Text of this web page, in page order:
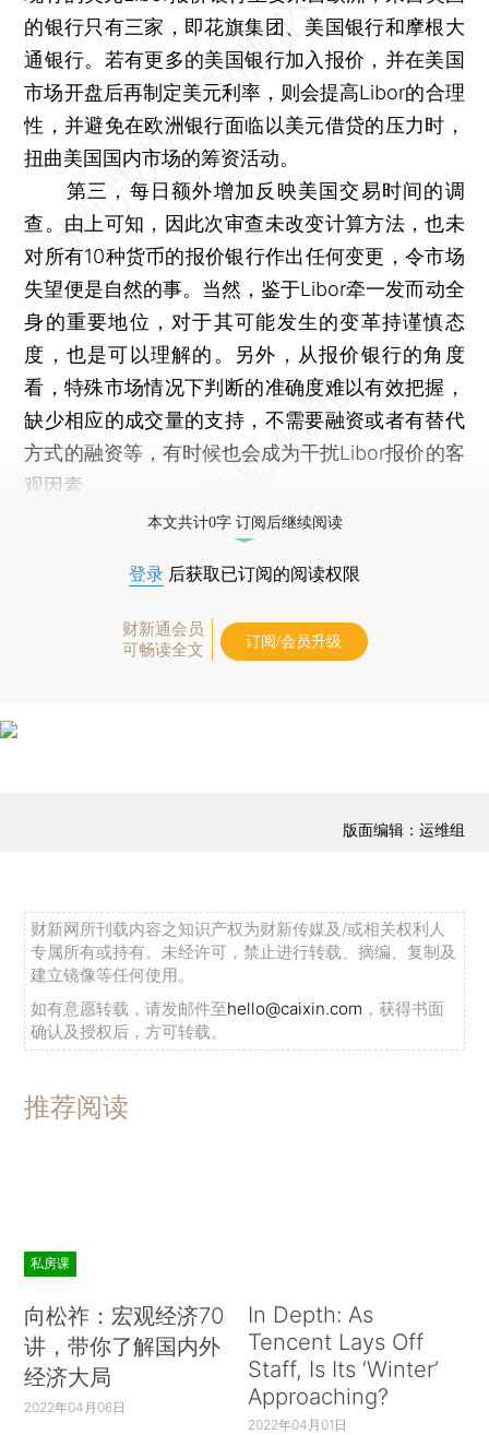
的银行只有三家，即花旗集团、美国银行和摩根大
通银行。若有更多的美国银行加入报价，并在美国
市场开盘后再制定美元利率，则会提高Libor的合理
性，并避免在欧洲银行面临以美元借贷的压力时，
扭曲美国国内市场的筹资活动。
第三，每日额外增加反映美国交易时间的调
查。由上可知，因此次审查未改变计算方法，也未
对所有10种货币的报价银行作出任何变更，令市场
失望便是自然的事。当然，鉴于Libor牵一发而动全
身的重要地位，对于其可能发生的变革持谨慎态
度，也是可以理解的。另外，从报价银行的角度
看，特殊市场情况下判断的准确度难以有效把握，
缺少相应的成交量的支持，不需要融资或者有替代
方式的融资等，有时候也会成为干扰Libor报价的客
观因素。
本文共计0字 订阅后继续阅读
登录 后获取已订阅的阅读权限
财新通会员
可畅读全文
订阅/会员升级
版面编辑：运维组
财新网所刊载内容之知识产权为财新传媒及/或相关权利人
专属所有或持有。未经许可，禁止进行转载、摘编、复制及
建立镜像等任何使用。
如有意愿转载，请发邮件至hello@caixin.com ，获得书面
确认及授权后，方可转载。
推荐阅读
私房课
向松祚：宏观经济70
讲，带你了解国内外
经济大局
2022年04月06日
In Depth: As
Tencent Lays Off
Staff, Is Its ‘Winter’
Approaching?
2022年04月01日